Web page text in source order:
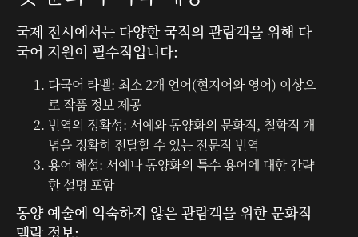
국제 전시에서는 다양한 국적의 관람객을 위해 다
국어 지원이 필수적입니다:
다국어 라벨: 최소 2개 언어(현지어와 영어) 이상으
로 작품 정보 제공
번역의 정확성: 서예와 동양화의 문화적, 철학적 개
념을 정확히 전달할 수 있는 전문적 번역
용어 해설: 서예나 동양화의 특수 용어에 대한 간략
한 설명 포함
동양 예술에 익숙하지 않은 관람객을 위한 문화적
맥락 정보: